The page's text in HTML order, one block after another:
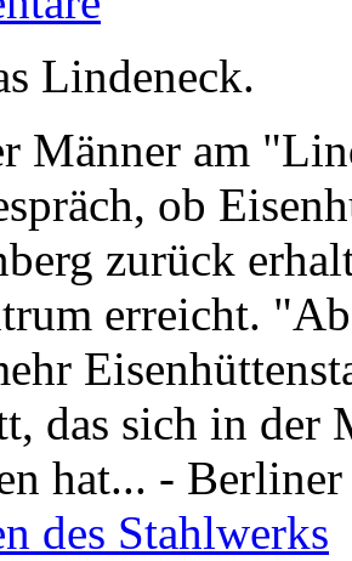
Lindeneck.
Männer am
ob
zurück
erreicht.
das sich in der
hat... -
des Stahlwerks